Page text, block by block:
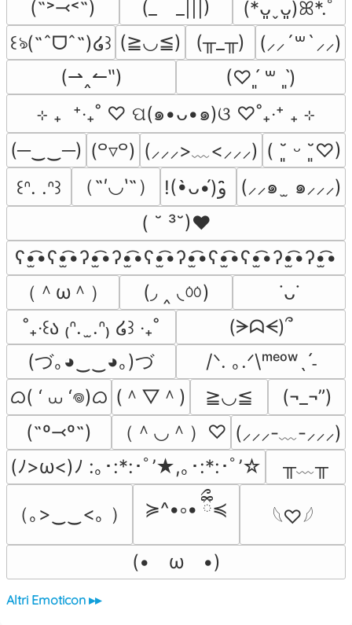
(˶˃⤙˂˶) (_　_|||)
(*ᴗ͈ˬᴗ͈)ꕤ*.ﾟ
꒰ঌ(˶ˆᗜˆ˵)໒꒱ (≧◡≦) (╥_╥)
(⸝⸝´꒳`⸝⸝)
(⇀‸↼‶)
(♡ˊ͈ ꒳ ˋ͈)
⊹ ₊  ⁺‧₊˚ ♡ ପ(๑•ᴗ•๑)ଓ ♡˚₊‧⁺ ₊ ⊹
(─‿‿─) (꒪▿꒪) (⸝⸝⸝>﹏<⸝⸝⸝) ( ˘͈ ᵕ ˘͈♡)
꒰ᐢ. .ᐢ꒱
（˶′◡‵˶）
(⸝⸝๑  ̫ ๑⸝⸝⸝)
( ˘ ³˘)♥
ʕ•̫͡•ʕ•̫͡•ʔ•̫͡•ʔ•̫͡•ʕ•̫͡•ʔ•̫͡•ʕ•̫͡•ʕ•̫͡•ʔ•̫͡•ʔ•̫͡•
（＾ω＾）
(◞ ‸ ◟ㆀ)
˙ᴗ˙
˚₊‧꒰ა ₍ᐢ.  ̫.ᐢ₎ ໒꒱ ‧₊˚
(ᗒᗣᗕ)՞
(づ｡◕‿‿◕｡)づ
/ᐠ. ｡.ᐟ\ᵐᵉᵒʷˎˊ˗
ᜊ( ‘ ⩊ ‘𖦹)ᜊ (＾▽＾) ≧◡≦
(¬_¬”)
(˶º⤙º˶)
（＾◡＾）♡ (⸝⸝⸝-﹏-⸝⸝⸝)
(ﾉ>ω<)ﾉ :｡･:*:･ﾟ’★,｡･:*:･ﾟ’☆
╥﹏╥
（｡>‿‿<｡ ） ≽^•༚• ྀིྀ≼
𓆩♡𓆪
(•　ω　•)
Altri Emoticon ▸▸